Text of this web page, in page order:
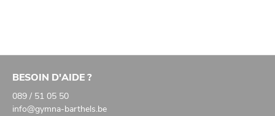
BESOIN D'AIDE ?
089 / 51 05 50
info@gymna-barthels.be